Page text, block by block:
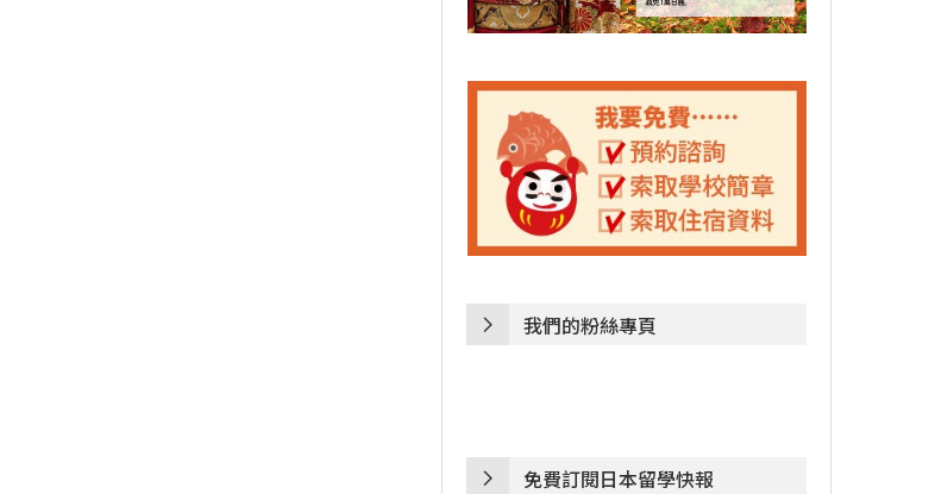
我們的粉絲專頁
免費訂閱日本留學快報